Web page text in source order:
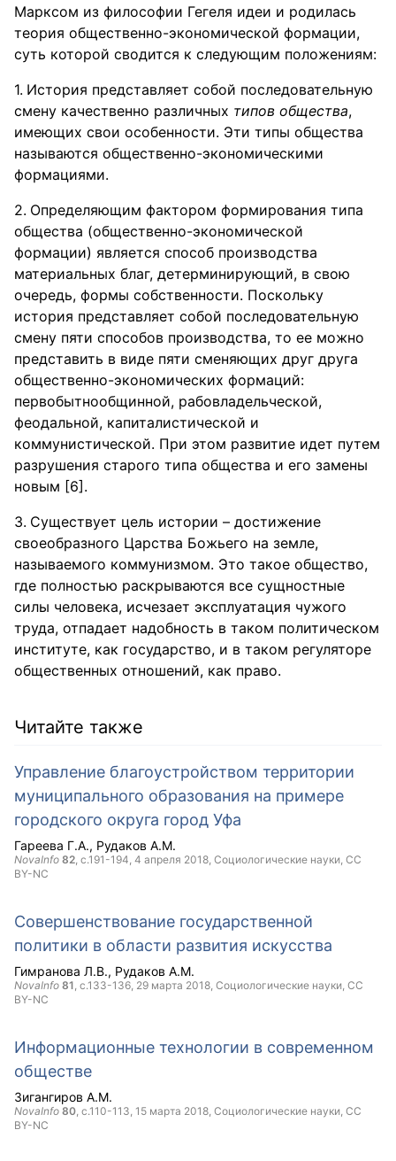
Марксом из философии Гегеля идеи и родилась
теория общественно-экономической формации,
суть которой сводится к следующим положениям:
История представляет собой последовательную
смену качественно различных типов общества,
имеющих свои особенности. Эти типы общества
называются общественно-экономическими
формациями.
Определяющим фактором формирования типа
общества (общественно-экономической
формации) является способ производства
материальных благ, детерминирующий, в свою
очередь, формы собственности. Поскольку
история представляет собой последовательную
смену пяти способов производства, то ее можно
представить в виде пяти сменяющих друг друга
общественно-экономических формаций:
первобытнообщинной, рабовладельческой,
феодальной, капиталистической и
коммунистической. При этом развитие идет путем
разрушения старого типа общества и его замены
новым [6].
Существует цель истории – достижение
своеобразного Царства Божьего на земле,
называемого коммунизмом. Это такое общество,
где полностью раскрываются все сущностные
силы человека, исчезает эксплуатация чужого
труда, отпадает надобность в таком политическом
институте, как государство, и в таком регуляторе
общественных отношений, как право.
Читайте также
Управление благоустройством территории
муниципального образования на примере
городского округа город Уфа
Гареева Г.А. Рудаков А.М.
NovaInfo 82, с.191-194, 4 апреля 2018, Социологические науки, CC
BY-NC
Совершенствование государственной
политики в области развития искусства
Гимранова Л.В. Рудаков А.М.
NovaInfo 81, с.133-136, 29 марта 2018, Социологические науки, CC
BY-NC
Информационные технологии в современном
обществе
Зигангиров А.М.
NovaInfo 80, с.110-113, 15 марта 2018, Социологические науки, CC
BY-NC